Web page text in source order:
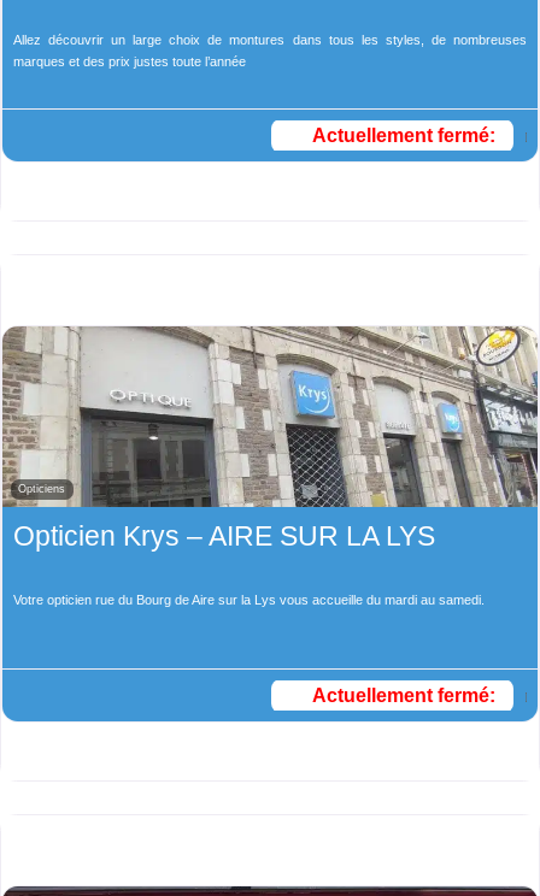
Allez découvrir un large choix de montures dans tous les styles, de nombreuses
marques et des prix justes toute l’année
Actuellement fermé:
Opticiens
Opticien Krys – AIRE SUR LA LYS
Votre opticien rue du Bourg de Aire sur la Lys vous accueille du mardi au samedi.
Actuellement fermé: